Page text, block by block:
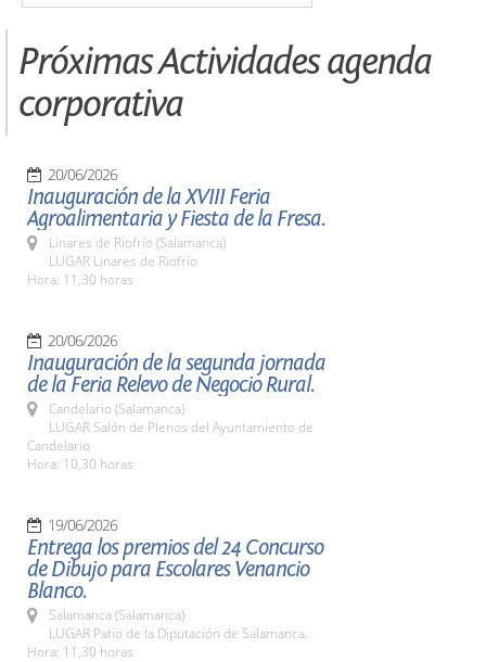
Próximas Actividades agenda
corporativa
20/06/2026
Inauguración de la XVIII Feria
Agroalimentaria y Fiesta de la Fresa.
Linares de Riofrío (Salamanca)
LUGAR Linares de Riofrío
Hora: 11,30 horas
20/06/2026
Inauguración de la segunda jornada
de la Feria Relevo de Negocio Rural.
Candelario (Salamanca)
LUGAR Salón de Plenos del Ayuntamiento de
Candelario
Hora: 10,30 horas
19/06/2026
Entrega los premios del 24 Concurso
de Dibujo para Escolares Venancio
Blanco.
Salamanca (Salamanca)
LUGAR Patio de la Diputación de Salamanca.
Hora: 11,30 horas